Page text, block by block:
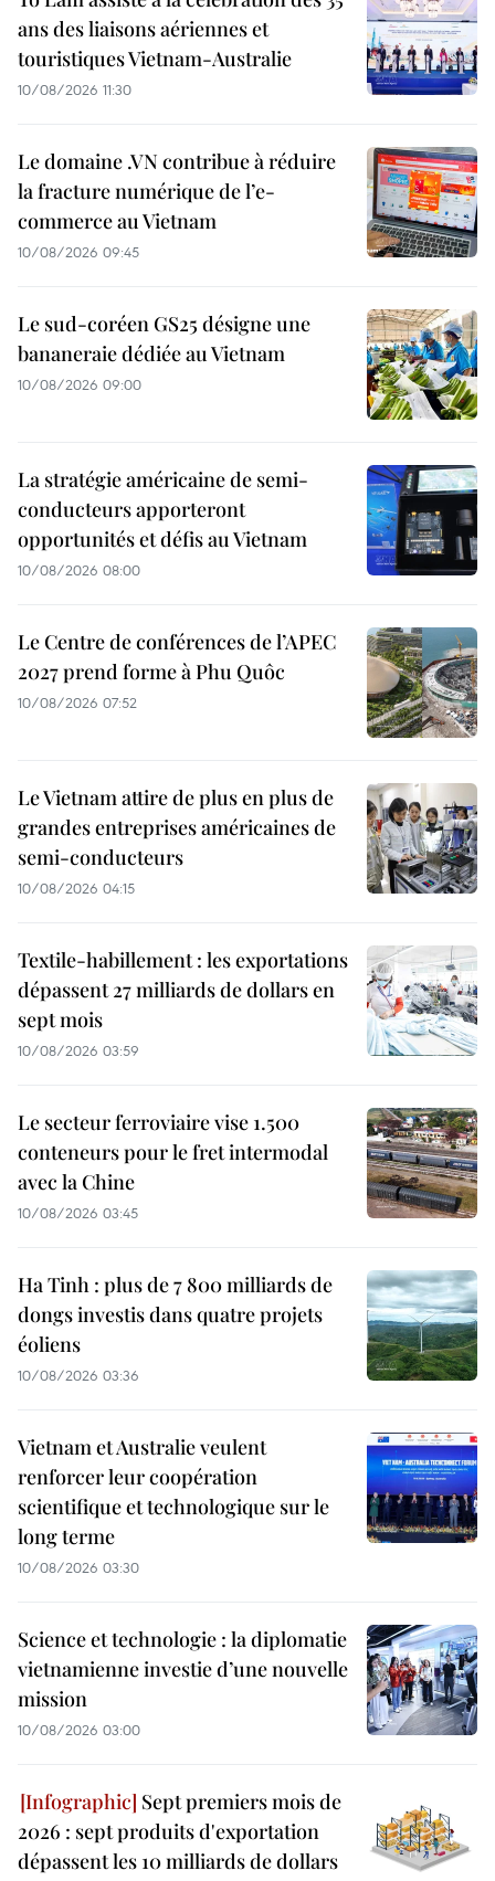
ans des liaisons aériennes et
touristiques Vietnam-Australie
10/08/2026 11:30
Le domaine .VN contribue à réduire
la fracture numérique de l’e-
commerce au Vietnam
10/08/2026 09:45
Le sud-coréen GS25 désigne une
bananeraie dédiée au Vietnam
10/08/2026 09:00
La stratégie américaine de semi-
conducteurs apporteront
opportunités et défis au Vietnam
10/08/2026 08:00
Le Centre de conférences de l’APEC
2027 prend forme à Phu Quôc
10/08/2026 07:52
Le Vietnam attire de plus en plus de
grandes entreprises américaines de
semi-conducteurs
10/08/2026 04:15
Textile-habillement : les exportations
dépassent 27 milliards de dollars en
sept mois
10/08/2026 03:59
Le secteur ferroviaire vise 1.500
conteneurs pour le fret intermodal
avec la Chine
10/08/2026 03:45
Ha Tinh : plus de 7 800 milliards de
dongs investis dans quatre projets
éoliens
10/08/2026 03:36
Vietnam et Australie veulent
renforcer leur coopération
scientifique et technologique sur le
long terme
10/08/2026 03:30
Science et technologie : la diplomatie
vietnamienne investie d’une nouvelle
mission
10/08/2026 03:00
Sept premiers mois de
2026 : sept produits d'exportation
dépassent les 10 milliards de dollars